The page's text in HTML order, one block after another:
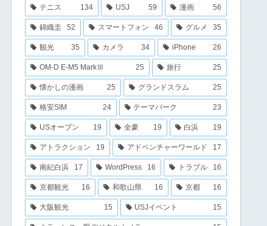
テニス 134 USJ 59 漫画 56
錦織圭 52 スマートフォン 46 グルメ 35
観光 35 カメラ 34 iPhone 26
OM-D E-M5 MarkⅢ 25 旅行 25
懐かしの漫画 25 グランドスラム 25
格安SIM 24 テーマパーク 23
USオープン 19 全豪 19 白浜 19
アトラクション 19 アドベンチャーワールド 17
南紀白浜 17 WordPress 16 トラブル 16
京都観光 16 和歌山県 16 京都 16
大阪観光 15 USJイベント 15